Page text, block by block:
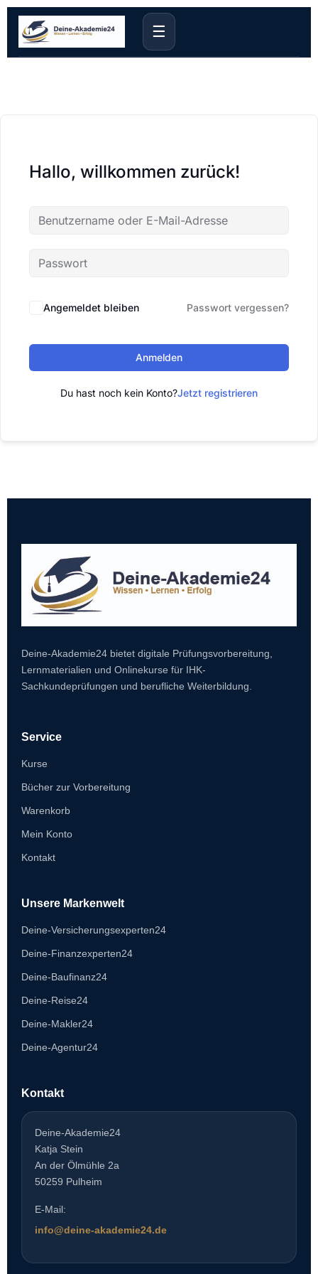
☰
Hallo, willkommen zurück!
Angemeldet bleiben Passwort vergessen?
Anmelden
Du hast noch kein Konto?Jetzt registrieren
Deine-Akademie24 bietet digitale Prüfungsvorbereitung,
Lernmaterialien und Onlinekurse für IHK-
Sachkundeprüfungen und berufliche Weiterbildung.
Service
Kurse
Bücher zur Vorbereitung
Warenkorb
Mein Konto
Kontakt
Unsere Markenwelt
Deine-Versicherungsexperten24
Deine-Finanzexperten24
Deine-Baufinanz24
Deine-Reise24
Deine-Makler24
Deine-Agentur24
Kontakt
Deine-Akademie24
Katja Stein
An der Ölmühle 2a
50259 Pulheim
E-Mail:
info@deine-akademie24.de